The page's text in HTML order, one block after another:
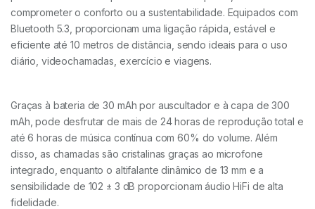
comprometer o conforto ou a sustentabilidade. Equipados com
Bluetooth 5.3, proporcionam uma ligação rápida, estável e
eficiente até 10 metros de distância, sendo ideais para o uso
diário, videochamadas, exercício e viagens.
Graças à bateria de 30 mAh por auscultador e à capa de 300
mAh, pode desfrutar de mais de 24 horas de reprodução total e
até 6 horas de música contínua com 60% do volume. Além
disso, as chamadas são cristalinas graças ao microfone
integrado, enquanto o altifalante dinâmico de 13 mm e a
sensibilidade de 102 ± 3 dB proporcionam áudio HiFi de alta
fidelidade.